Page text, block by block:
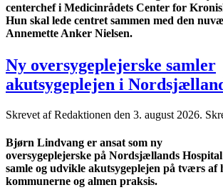
centerchef i Medicinrådets Center for
Hun skal lede centret sammen med den
Annemette Anker Nielsen.
Ny oversygeplejerske samler
akutsygeplejen i
Skrevet af Redaktionen den 3. august 2026.
Bjørn Lindvang er ansat som ny
oversygeplejerske på Nordsjællands
samle og udvikle akutsygeplejen på tværs af
kommunerne og almen praksis.